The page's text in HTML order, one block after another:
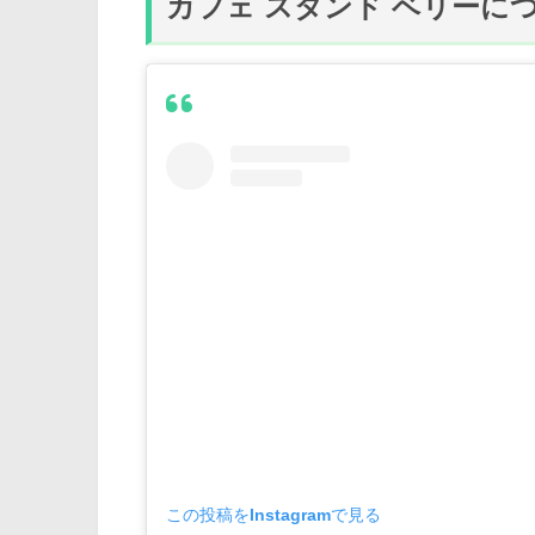
カフェ スタンド ベリーに
この投稿をInstagramで見る